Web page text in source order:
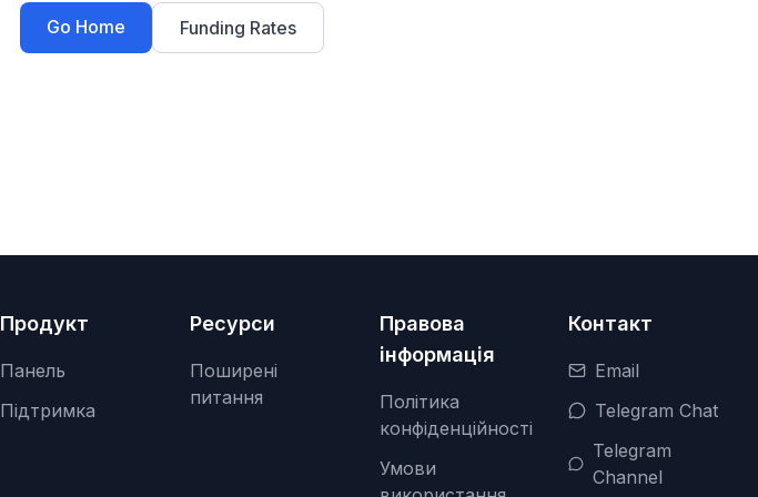
Go Home Funding Rates
Продукт
Панель
Підтримка
Ресурси
Поширені
питання
Правова
інформація
Політика
конфіденційності
Умови
Контакт
Email
Telegram Chat
Telegram
Channel